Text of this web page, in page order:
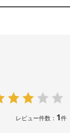
レビュー件数： 1件